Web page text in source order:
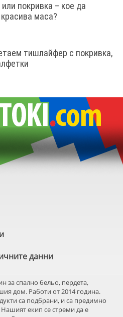
покривка – кое да
маса?
тишлайфер с покривка,
данни
за спално бельо, пердета,
дом. Работи от 2014 година.
са подбрани, и са предимно
екип се стреми да е